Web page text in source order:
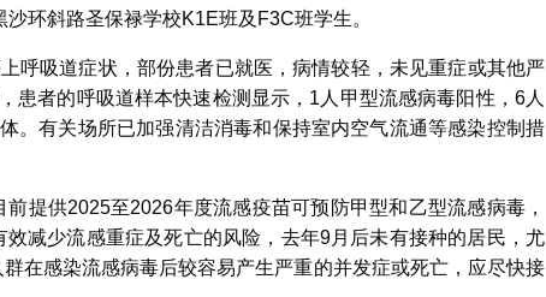
环斜路圣保禄学校K1E班及F3C班学生。
呼吸道症状，部份患者已就医，病情较轻，未见重症或其他严
患者的呼吸道样本快速检测显示，1人甲型流感病毒阳性，6人
。有关场所已加强清洁消毒和保持室内空气流通等感染控制措
提供2025至2026年度流感疫苗可预防甲型和乙型流感病毒，
减少流感重症及死亡的风险，去年9月后未有接种的居民，尤
在感染流感病毒后较容易产生严重的并发症或死亡，应尽快接